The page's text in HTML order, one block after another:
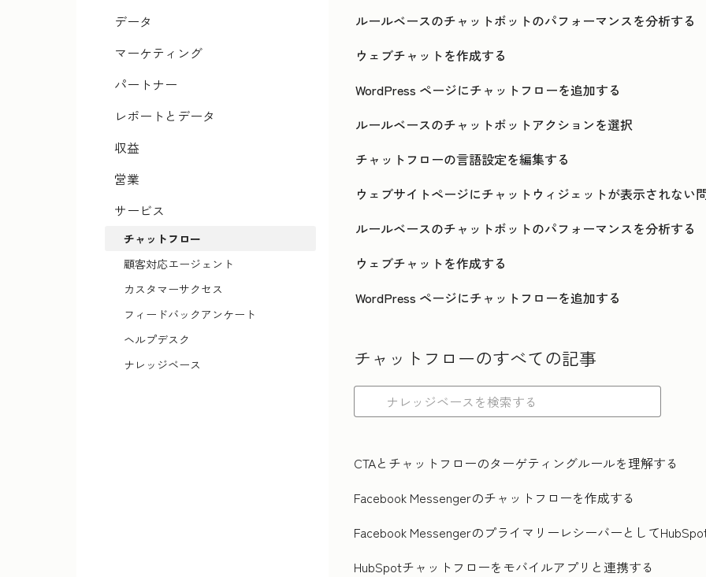
データ
マーケティング
パートナー
レポートとデータ
収益
営業
サービス
チャットフロー
顧客対応エージェント
カスタマーサクセス
フィードバックアンケート
ヘルプデスク
ナレッジベース
ルールベースのチャットボットのパフォーマンスを分析する
ウェブチャットを作成する
WordPress ページにチャットフローを追加する
ルールベースのチャットボットアクションを選択
チャットフローの言語設定を編集する
ウェブサイトページにチャットウィジェットが表示されない
ルールベースのチャットボットのパフォーマンスを分析する
ウェブチャットを作成する
WordPress ページにチャットフローを追加する
チャットフローのすべての記事
CTAとチャットフローのターゲティングルールを理解する
Facebook Messengerのチャットフローを作成する
Facebook Messengerのプライマリーレシーバーとして
HubSpotチャットフローをモバイルアプリと連携する